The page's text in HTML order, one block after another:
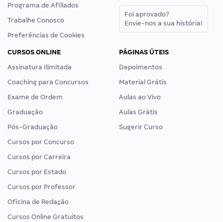
Programa de Afiliados
Trabalhe Conosco
Preferências de Cookies
Foi aprovado?
Envie-nos a sua história!
CURSOS ONLINE
Assinatura Ilimitada
Coaching para Concursos
Exame de Ordem
Graduação
Pós-Graduação
Cursos por Concurso
Cursos por Carreira
Cursos por Estado
Cursos por Professor
Oficina de Redação
Cursos Online Gratuitos
PÁGINAS ÚTEIS
Depoimentos
Material Grátis
Aulas ao Vivo
Aulas Grátis
Sugerir Curso